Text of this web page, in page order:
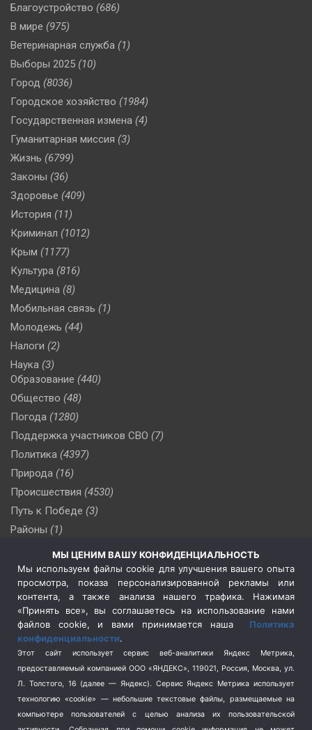
Благоустройство (686)
В мире (975)
Ветеринарная служба (1)
Выборы 2025 (10)
Город (8036)
Городское хозяйство (1984)
Государственная измена (4)
Гуманитарная миссия (3)
Жизнь (6799)
Законы (36)
Здоровье (409)
История (11)
Криминал (1012)
Крым (1177)
Культура (816)
Медицина (8)
Мобильная связь (1)
Молодежь (44)
Налоги (2)
Наука (3)
Образование (440)
Общество (48)
Погода (1280)
Поддержка участников СВО (7)
Политика (4397)
Природа (16)
Происшествия (4530)
Путь к Победе (3)
Районы (1)
Сельское хозяйство (3)
Социальная политика
(3)
Спецоперация в Украине
Спецоперация на Украине
(404)
Спорт (740)
Терроризм (1)
Транспорт (262)
Туризм (178)
МЫ ЦЕНИМ ВАШУ КОНФИДЕНЦИАЛЬНОСТЬ
Мы используем файлы cookie для улучшения вашего опыта
просмотра, показа персонализированной рекламы или
контента, а также анализа нашего трафика. Нажимая
«Принять все», вы соглашаетесь на использование нами
файлов cookie, и вами принимается наша Политика
конфиденциальности.
Этот сайт использует сервис веб-аналитики Яндекс Метрика,
предоставляемый компанией ООО «ЯНДЕКС», 119021, Россия, Москва, ул.
Л. Толстого, 16 (далее — Яндекс). Сервис Яндекс Метрика использует
технологию «cookie» — небольшие текстовые файлы, размещаемые на
компьютере пользователей с целью анализа их пользовательской